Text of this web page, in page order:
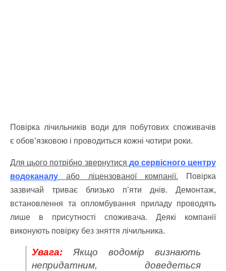
Повірка лічильників води для побутових споживачів
є обов’язковою і проводиться кожні чотири роки.
Для цього потрібно звернутися до сервісного центру
водоканалу або ліцензованої компанії. Повірка
зазвичай триває близько п’яти днів. Демонтаж,
встановлення та опломбування приладу проводять
лише в присутності споживача. Деякі компанії
виконують повірку без зняття лічильника.
Увага: Якщо водомір визнають
непридатним, доведеться